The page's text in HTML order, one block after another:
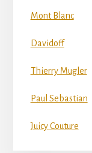
Mont Blanc
Davidoff
Thierry Mugler
Paul Sebastian
Juicy Couture